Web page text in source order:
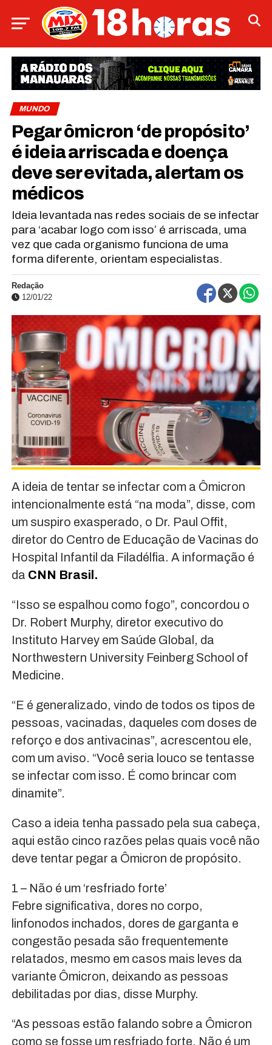
MUNDO
Pegar ômicron ‘de propósito’
é ideia arriscada e doença
deve ser evitada, alertam os
médicos
Ideia levantada nas redes sociais de se infectar
para ‘acabar logo com isso’ é arriscada, uma
vez que cada organismo funciona de uma
forma diferente, orientam especialistas.
Redação
12/01/22
A ideia de tentar se infectar com a Ômicron
intencionalmente está “na moda”, disse, com
um suspiro exasperado, o Dr. Paul Offit,
diretor do Centro de Educação de Vacinas do
Hospital Infantil da Filadélfia. A informação é
da CNN Brasil.
“Isso se espalhou como fogo”, concordou o
Dr. Robert Murphy, diretor executivo do
Instituto Harvey em Saúde Global, da
Northwestern University Feinberg School of
Medicine.
“E é generalizado, vindo de todos os tipos de
pessoas, vacinadas, daqueles com doses de
reforço e dos antivacinas”, acrescentou ele,
com um aviso. “Você seria louco se tentasse
se infectar com isso. É como brincar com
dinamite”.
Caso a ideia tenha passado pela sua cabeça,
aqui estão cinco razões pelas quais você não
deve tentar pegar a Ômicron de propósito.
1 – Não é um ‘resfriado forte’
Febre significativa, dores no corpo,
linfonodos inchados, dores de garganta e
congestão pesada são frequentemente
relatados, mesmo em casos mais leves da
variante Ômicron, deixando as pessoas
debilitadas por dias, disse Murphy.
“As pessoas estão falando sobre a Ômicron
como se fosse um resfriado forte. Não é um